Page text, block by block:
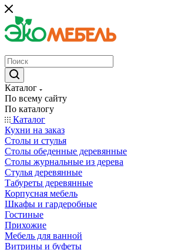
Каталог
По всему сайту
По каталогу
Каталог
Кухни на заказ
Столы и стулья
Столы обеденные деревянные
Столы журнальные из дерева
Стулья деревянные
Табуреты деревянные
Корпусная мебель
Шкафы и гардеробные
Гостиные
Прихожие
Мебель для ванной
Витрины и буфеты